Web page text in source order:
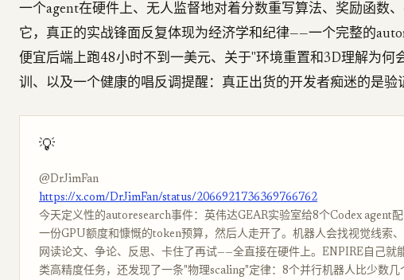
一个agent在硬件上、无人监督地对着分数重写算法、奖励函数
它，真正的实战锋面反复体现为经济学和纪律——一个完整的
便宜后端上跑48小时不到一美元、关于"环境重置和3D理解为何
训、以及一个健康的唱反调提醒：真正出货的开发者痴迷的是验
💡
@DrJimFan
https://x.com/DrJimFan/status/2066921736369766762
今天定义性的autoresearch事件：英伟达GEAR实验室给8个Codex agent配
一份GPU额度和慷慨的token预算，然后人走开了。机器人会找视觉线索
网读论文、争论、反思、卡住了再试——全直接在硬件上。ENPIRE自己就
类高精度任务，还发现了一条"物理scaling"定律：8个并行机器人比少数几